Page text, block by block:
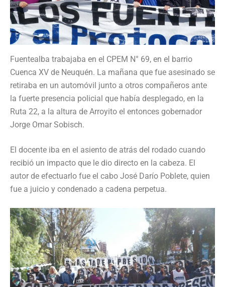
Fuentealba trabajaba en el CPEM N° 69, en el barrio
Cuenca XV de Neuquén. La mañana que fue asesinado se
retiraba en un automóvil junto a otros compañeros ante
la fuerte presencia policial que había desplegado, en la
Ruta 22, a la altura de Arroyito el entonces gobernador
Jorge Omar Sobisch.
El docente iba en el asiento de atrás del rodado cuando
recibió un impacto que le dio directo en la cabeza. El
autor de efectuarlo fue el cabo José Darío Poblete, quien
fue a juicio y condenado a cadena perpetua.